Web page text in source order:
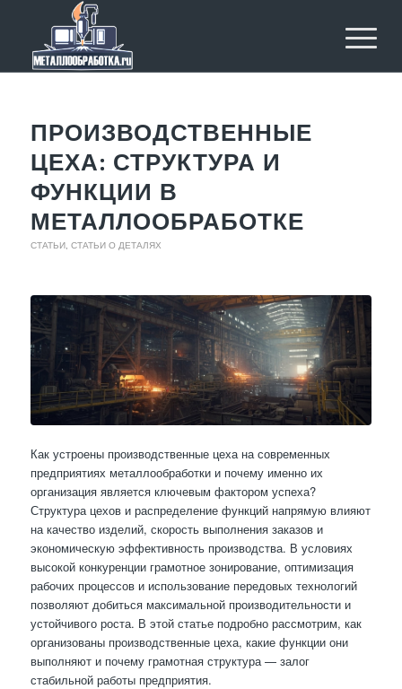
ПРОИЗВОДСТВЕННЫЕ
ЦЕХА: СТРУКТУРА И
ФУНКЦИИ В
МЕТАЛЛООБРАБОТКЕ
СТАТЬИ, СТАТЬИ О ДЕТАЛЯХ
Как устроены производственные цеха на современных
предприятиях металлообработки и почему именно их
организация является ключевым фактором успеха?
Структура цехов и распределение функций напрямую влияют
на качество изделий, скорость выполнения заказов и
экономическую эффективность производства. В условиях
высокой конкуренции грамотное зонирование, оптимизация
рабочих процессов и использование передовых технологий
позволяют добиться максимальной производительности и
устойчивого роста. В этой статье подробно рассмотрим, как
организованы производственные цеха, какие функции они
выполняют и почему грамотная структура — залог
стабильной работы предприятия.